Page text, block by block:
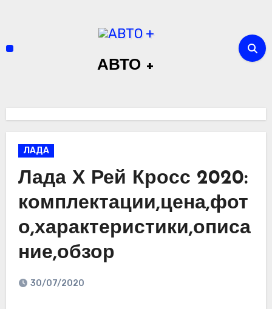
АВТО +
ЛАДА
Лада Х Рей Кросс 2020:
комплектации,цена,фот
о,характеристики,описа
ние,обзор
30/07/2020